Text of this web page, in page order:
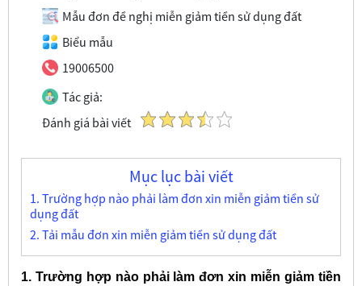
Mẫu đơn đề nghị miễn giảm tiền sử dụng đất
Biểu mẫu
19006500
Tác giả:
Đánh giá bài viết
Mục lục bài viết
1. Trường hợp nào phải làm đơn xin miễn giảm tiền sử
dụng đất
2. Tải mẫu đơn xin miễn giảm tiền sử dụng đất
1. Trường hợp nào phải làm đơn xin miễn giảm tiền